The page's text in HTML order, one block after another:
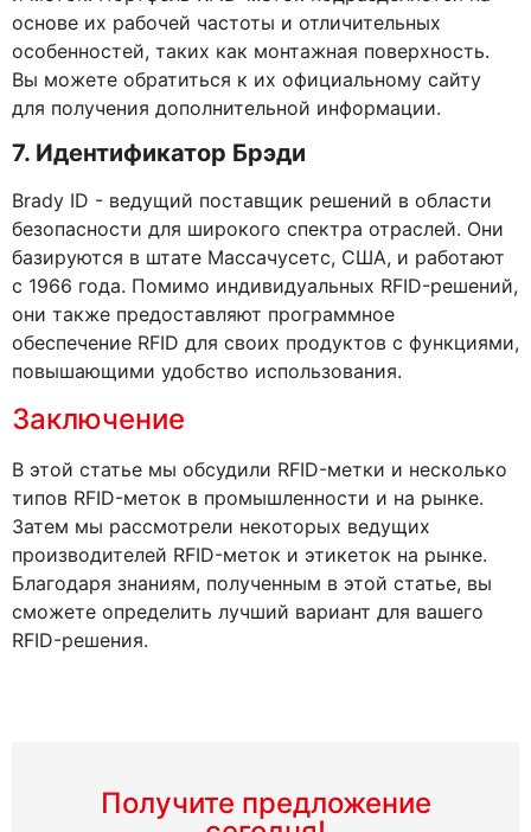
основе их рабочей частоты и отличительных
особенностей, таких как монтажная поверхность.
Вы можете обратиться к их официальному сайту
для получения дополнительной информации.
7. Идентификатор Брэди
Brady ID - ведущий поставщик решений в области
безопасности для широкого спектра отраслей. Они
базируются в штате Массачусетс, США, и работают
с 1966 года. Помимо индивидуальных RFID-решений,
они также предоставляют программное
обеспечение RFID для своих продуктов с функциями,
повышающими удобство использования.
Заключение
В этой статье мы обсудили RFID-метки и несколько
типов RFID-меток в промышленности и на рынке.
Затем мы рассмотрели некоторых ведущих
производителей RFID-меток и этикеток на рынке.
Благодаря знаниям, полученным в этой статье, вы
сможете определить лучший вариант для вашего
RFID-решения.
Получите предложение